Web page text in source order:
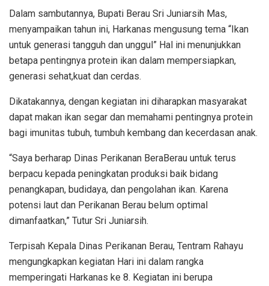
Dalam sambutannya, Bupati Berau Sri Juniarsih Mas,
menyampaikan tahun ini, Harkanas mengusung tema “Ikan
untuk generasi tangguh dan unggul” Hal ini menunjukkan
betapa pentingnya protein ikan dalam mempersiapkan,
generasi sehat,kuat dan cerdas.
Dikatakannya, dengan kegiatan ini diharapkan masyarakat
dapat makan ikan segar dan memahami pentingnya protein
bagi imunitas tubuh, tumbuh kembang dan kecerdasan anak.
“Saya berharap Dinas Perikanan BeraBerau untuk terus
berpacu kepada peningkatan produksi baik bidang
penangkapan, budidaya, dan pengolahan ikan. Karena
potensi laut dan Perikanan Berau belum optimal
dimanfaatkan,” Tutur Sri Juniarsih.
Terpisah Kepala Dinas Perikanan Berau, Tentram Rahayu
mengungkapkan kegiatan Hari ini dalam rangka
memperingati Harkanas ke 8. Kegiatan ini berupa